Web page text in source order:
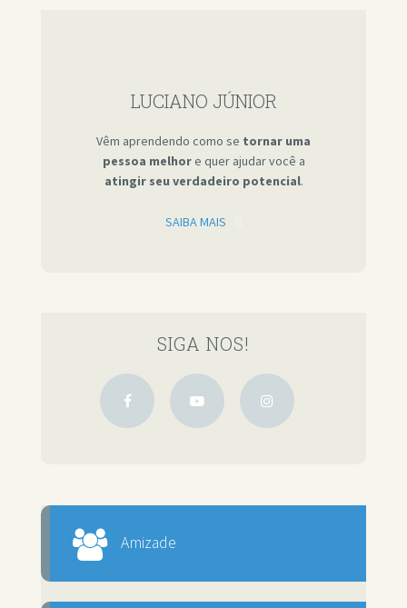
LUCIANO JÚNIOR
Vêm aprendendo como se tornar uma
pessoa melhore quer ajudar você a
atingir seu verdadeiro potencial.
SAIBA MAIS
SIGA NOS!
Amizade